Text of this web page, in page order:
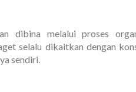
dibina melalui proses
selalu dikaitkan dengan
sendiri.